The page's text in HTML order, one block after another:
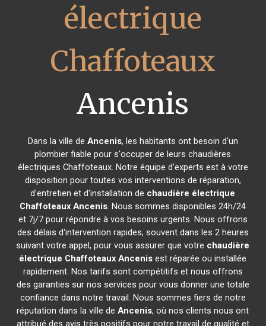
électrique
Chaffoteaux
Ancenis
Dans la ville de Ancenis, les habitants ont besoin d'un
plombier fiable pour s'occuper de leurs chaudières
électriques Chaffoteaux. Notre équipe d'experts est à votre
disposition pour toutes vos interventions de réparation,
d'entretien et d'installation de chaudière électrique
Chaffoteaux Ancenis. Nous sommes disponibles 24h/24
et 7j/7 pour répondre à vos besoins urgents. Nous offrons
des délais d'intervention rapides, souvent dans les 2 heures
suivant votre appel, pour vous assurer que votre chaudière
électrique Chaffoteaux Ancenis est réparée ou installée
rapidement. Nos tarifs sont compétitifs et nous offrons
des garanties sur nos services pour vous donner une totale
confiance dans notre travail. Nous sommes fiers de notre
réputation dans la ville deAncenis, où nos clients nous ont
attribué des avis très positifs pour notre travail de qualité et